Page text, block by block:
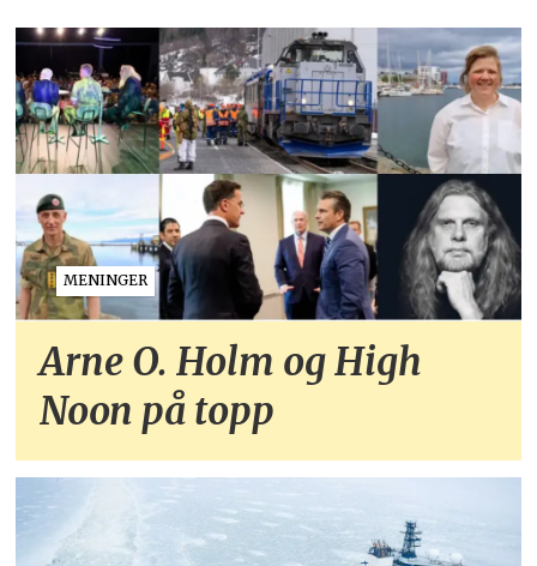
MENINGER
Arne O. Holm og High
Noon på topp